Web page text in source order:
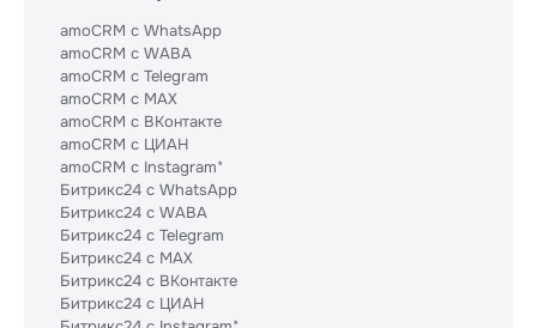
amoCRM с WhatsApp
amoCRM с WABA
amoCRM с Telegram
amoCRM с MAX
amoCRM с ВКонтакте
amoCRM с ЦИАН
amoCRM с Instagram*
Битрикс24 с WhatsApp
Битрикс24 с WABA
Битрикс24 с Telegram
Битрикс24 с MAX
Битрикс24 с ВКонтакте
Битрикс24 с ЦИАН